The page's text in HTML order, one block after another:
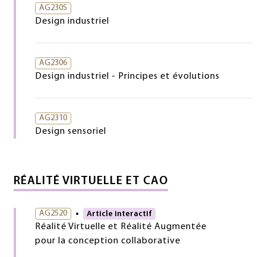
AG2305
Design industriel
AG2306
Design industriel - Principes et évolutions
AG2310
Design sensoriel
RÉALITÉ VIRTUELLE ET CAO
AG2520 Article interactif
Réalité Virtuelle et Réalité Augmentée
pour la conception collaborative